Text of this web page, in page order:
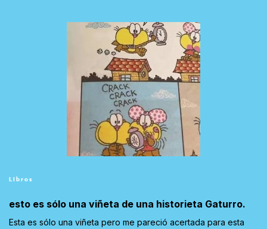
Libros
esto es sólo una viñeta de una historieta Gaturro.
Esta es sólo una viñeta pero me pareció acertada para esta